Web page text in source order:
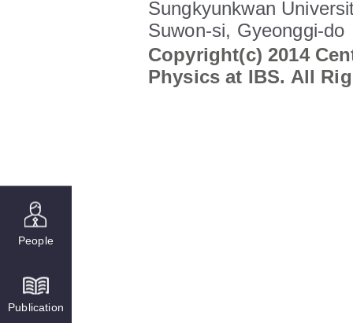
People
Publication
Sungkyunkwan
Suwon-si, Gyeonggi-do
Copyright(c) 2014
Physics at IBS. All